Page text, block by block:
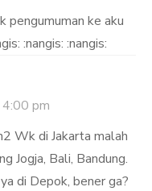
pengumuman ke aku
:nangis: :nangis:
pm
Wk di Jakarta malah
Jogja, Bali, Bandung.
di Depok, bener ga?